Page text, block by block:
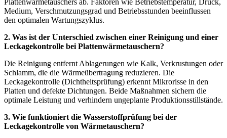
Medium, Verschmutzungsgrad und Betriebsstunden beeinflussen
den optimalen Wartungszyklus.
2. Was ist der Unterschied zwischen einer Reinigung und einer
Leckagekontrolle bei Plattenwärmetauschern?
Die Reinigung entfernt Ablagerungen wie Kalk, Verkrustungen oder
Schlamm, die die Wärmeübertragung reduzieren. Die
Leckagekontrolle (Dichtheitsprüfung) erkennt Mikrorisse in den
Platten und defekte Dichtungen. Beide Maßnahmen sichern die
optimale Leistung und verhindern ungeplante Produktionsstillstände.
3. Wie funktioniert die Wasserstoffprüfung bei der
Leckagekontrolle von Wärmetauschern?